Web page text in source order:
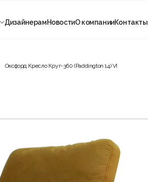
ДизайнерамНовостиО компанииКонтакты
Оксфорд Кресло Круг-360 (Paddington 14) VI